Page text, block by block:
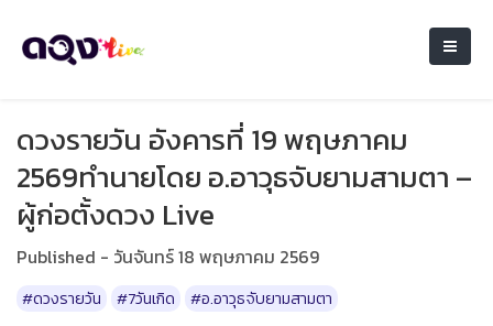
ดวงรายวัน อังคารที่ 19 พฤษภาคม
2569ทำนายโดย อ.อาวุธจับยามสามตา –
ผู้ก่อตั้งดวง Live
Published - วันจันทร์ 18 พฤษภาคม 2569
#ดวงรายวัน #7วันเกิด #อ.อาวุธจับยามสามตา